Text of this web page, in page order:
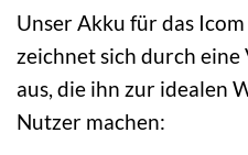
Unser Akku für das
zeichnet sich durch
aus, die ihn zur idealen
Nutzer machen: